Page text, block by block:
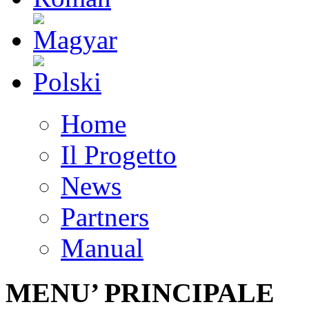
Home
Il Progetto
News
Partners
Manual
MENU’ PRINCIPALE